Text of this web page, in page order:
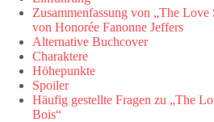
Zusammenfassung von „The
von Honorée Fanonne Jeffers
Alternative Buchcover
Charaktere
Höhepunkte
Spoiler
Häufig gestellte Fragen zu „The
Bois“